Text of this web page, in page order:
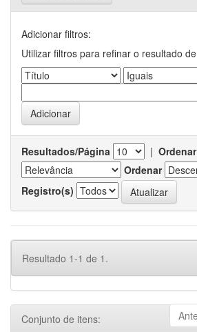
Adicionar filtros:
Utilizar filtros para refinar o resultado
Resultados/Página |
Ordenar
Registro(s)
Resultado 1-1 de 1.
Conjunto de itens: